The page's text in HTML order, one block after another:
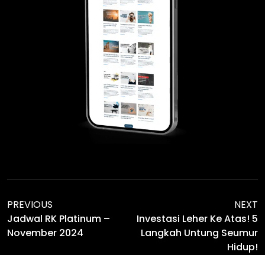
PREVIOUS
Jadwal RK Platinum –
November 2024
NEXT
Investasi Leher Ke Atas! 5
Langkah Untung Seumur
Hidup!